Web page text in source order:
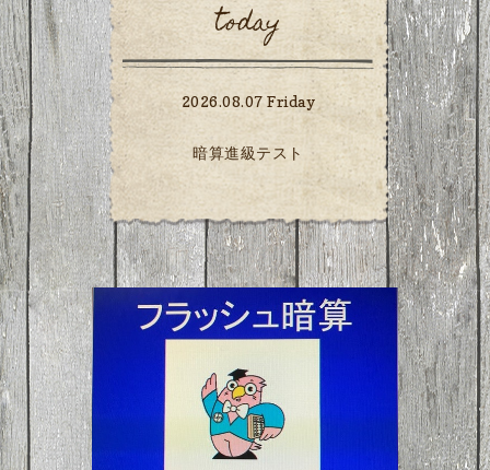
today
2026.08.07 Friday
暗算進級テスト